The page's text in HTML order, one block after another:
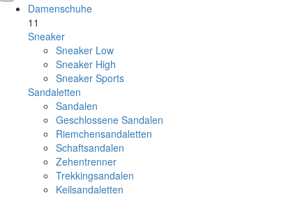
Damenschuhe
11
Sneaker
Sneaker Low
Sneaker High
Sneaker Sports
Sandaletten
Sandalen
Geschlossene Sandalen
Riemchensandaletten
Schaftsandalen
Zehentrenner
Trekkingsandalen
Keilsandaletten